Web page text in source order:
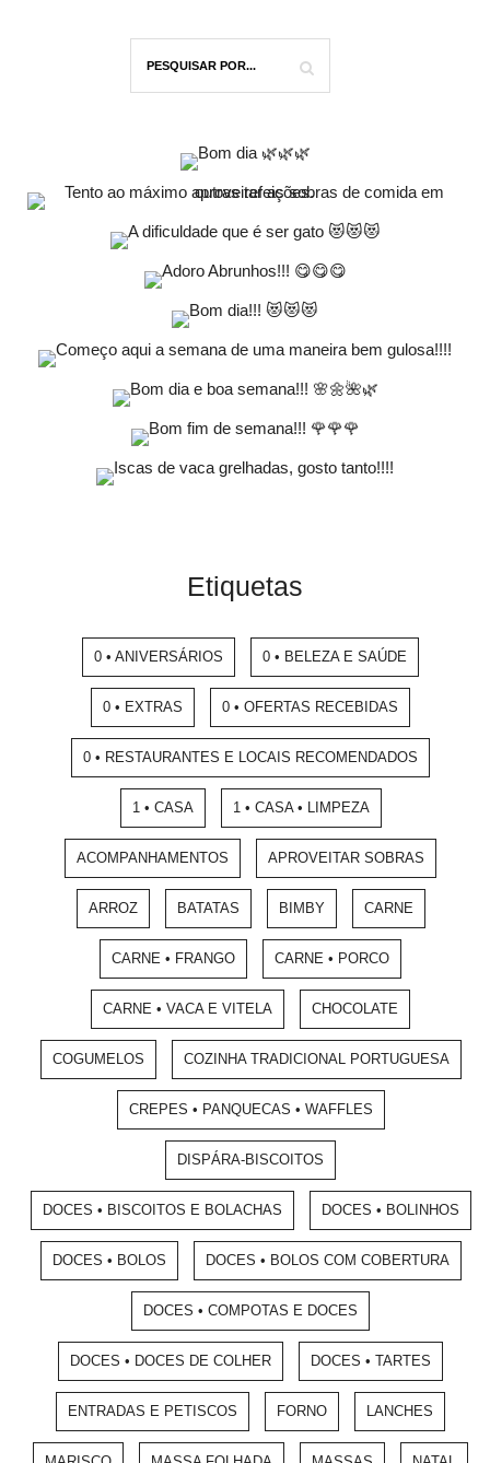
Etiquetas
0 • ANIVERSÁRIOS 0 • BELEZA E SAÚDE
0 • EXTRAS 0 • OFERTAS RECEBIDAS
0 • RESTAURANTES E LOCAIS RECOMENDADOS
1 • CASA 1 • CASA • LIMPEZA
ACOMPANHAMENTOS APROVEITAR SOBRAS
ARROZ BATATAS BIMBY CARNE
CARNE • FRANGO CARNE • PORCO
CARNE • VACA E VITELA CHOCOLATE
COGUMELOS COZINHA TRADICIONAL PORTUGUESA
CREPES • PANQUECAS • WAFFLES
DISPÁRA-BISCOITOS
DOCES • BISCOITOS E BOLACHAS DOCES • BOLINHOS
DOCES • BOLOS DOCES • BOLOS COM COBERTURA
DOCES • COMPOTAS E DOCES
DOCES • DOCES DE COLHER DOCES • TARTES
ENTRADAS E PETISCOS FORNO LANCHES